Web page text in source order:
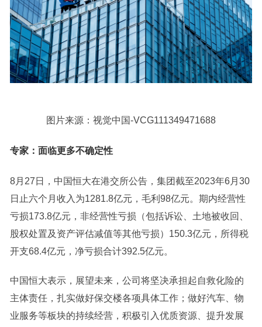
图片来源：视觉中国-VCG111349471688
专家：面临更多不确定性
8月27日，中国恒大在港交所公告，集团截至2023年6月30
日止六个月收入为1281.8亿元，毛利98亿元。期内经营性
亏损173.8亿元，非经营性亏损（包括诉讼、土地被收回、
股权处置及资产评估减值等其他亏损）150.3亿元，所得税
开支68.4亿元，净亏损合计392.5亿元。
中国恒大表示，展望未来，公司将坚决承担起自救化险的
主体责任，扎实做好保交楼各项具体工作；做好汽车、物
业服务等板块的持续经营，积极引入优质资源、提升发展